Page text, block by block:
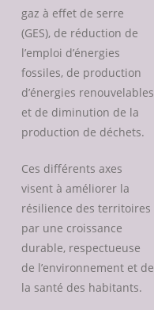
gaz à effet de serre
(GES), de réduction de
l’emploi d’énergies
fossiles, de production
d’énergies renouvelables
et de diminution de la
production de déchets.
Ces différents axes
visent à améliorer la
résilience des territoires
par une croissance
durable, respectueuse
de l’environnement et de
la santé des habitants.